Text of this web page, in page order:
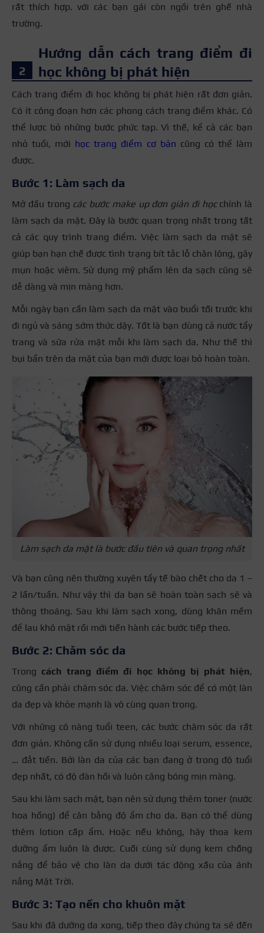
rất thích hợp. với các bạn gái còn ngồi trên ghế nhà
trường.
Hướng dẫn cách trang điểm đi
học không bị phát hiện
Cách trang điểm đi học không bị phát hiện rất đơn giản.
Có ít công đoạn hơn các phong cách trang điểm khác. Có
thể lược bỏ những bước phức tạp. Vì thế, kể cả các bạn
nhỏ tuổi, mới học trang điểm cơ bản cũng có thể làm
được.
Bước 1: Làm sạch da
Mở đầu trong các bước make up đơn giản đi họcchính là
làm sạch da mặt. Đây là bước quan trọng nhất trong tất
cả các quy trình trang điểm. Việc làm sạch da mặt sẽ
giúp bạn hạn chế được tình trạng bít tắc lỗ chân lông, gây
mụn hoặc viêm. Sử dụng mỹ phẩm lên da sạch cũng sẽ
dễ dàng và mịn màng hơn.
Mỗi ngày bạn cần làm sạch da mặt vào buổi tối trước khi
đi ngủ và sáng sớm thức dậy. Tốt là bạn dùng cả nước tẩy
trang và sữa rửa mặt mỗi khi làm sạch da. Như thế thì
bụi bẩn trên da mặt của bạn mới được loại bỏ hoàn toàn.
Làm sạch da mặt là bước đầu tiên và quan trọng nhất
Và bạn cũng nên thường xuyên tẩy tế bào chết cho da 1 –
2 lần/tuần. Như vậy thì da bạn sẽ hoàn toàn sạch sẽ và
thông thoáng. Sau khi làm sạch xong, dùng khăn mềm
để lau khô mặt rồi mới tiến hành các bước tiếp theo.
Bước 2: Chăm sóc da
Trong cách trang điểm đi học không bị phát hiện,
cũng cần phải chăm sóc da. Việc chăm sóc để có một làn
da đẹp và khỏe mạnh là vô cùng quan trọng.
Với những cô nàng tuổi teen, các bước chăm sóc da rất
đơn giản. Không cần sử dụng nhiều loại serum, essence,
… đắt tiền. Bởi làn da của các bạn đang ở trong độ tuổi
đẹp nhất, có độ đàn hồi và luôn căng bóng mịn màng.
Sau khi làm sạch mặt, bạn nên sử dụng thêm toner (nước
hoa hồng) để cân bằng độ ẩm cho da. Bạn có thể dùng
thêm lotion cấp ẩm. Hoặc nếu không, hãy thoa kem
dưỡng ẩm luôn là được. Cuối cùng sử dụng kem chống
nắng để bảo vệ cho làn da dưới tác động xấu của ánh
nắng Mặt Trời.
Bước 3: Tạo nền cho khuôn mặt
Sau khi đã dưỡng da xong, tiếp theo đây chúng ta sẽ đến